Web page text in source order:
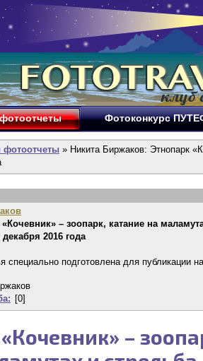
Фотоконкурс
фотоотчеты » Никита Биржаков: Этнопарк
– зоопарк, катание на
декабря 2016 года
специально подготовлена для публикации
[0]
–